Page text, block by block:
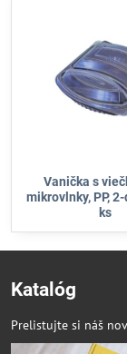
Vanička s
mikrovlnky, PP,
ks
Katalóg
Prelistujte si náš